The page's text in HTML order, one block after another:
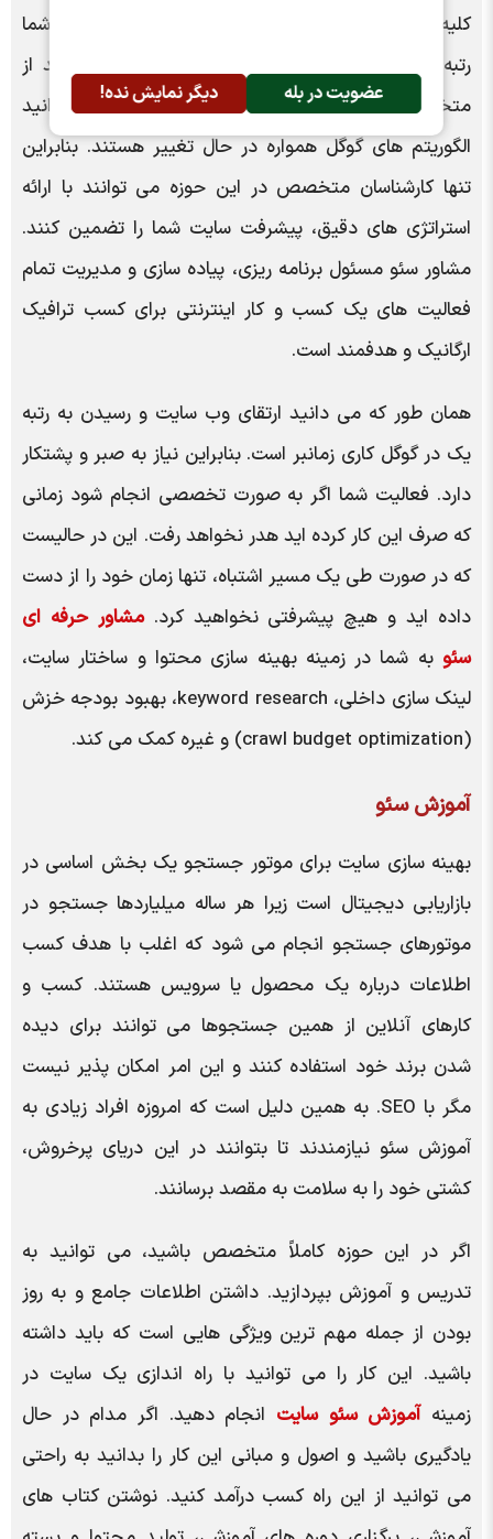
عضویت در بله دیگر نمایش نده!
کلیه وب سایت ها مورد نیاز است. حتی اگر وب سایت شما
رتبه خوبی در سرچ گوگل دارد برای ماندگار شدن باید از
متخصص این امر مشاوره بگیرید. همان طور که می دانید
الگوریتم های گوگل همواره در حال تغییر هستند. بنابراین
تنها کارشناسان متخصص در این حوزه می توانند با ارائه
استراتژی های دقیق، پیشرفت سایت شما را تضمین کنند.
مشاور سئو مسئول برنامه ریزی، پیاده سازی و مدیریت تمام
فعالیت های یک کسب و کار اینترنتی برای کسب ترافیک
ارگانیک و هدفمند است.
همان طور که می دانید ارتقای وب سایت و رسیدن به رتبه
یک در گوگل کاری زمانبر است. بنابراین نیاز به صبر و پشتکار
دارد. فعالیت شما اگر به صورت تخصصی انجام شود زمانی
که صرف این کار کرده اید هدر نخواهد رفت. این در حالیست
که در صورت طی یک مسیر اشتباه، تنها زمان خود را از دست
داده اید و هیچ پیشرفتی نخواهید کرد.مشاور حرفه ای
سئو به شما در زمینه بهینه سازی محتوا و ساختار سایت،
لینک سازی داخلی، keyword research، بهبود بودجه خزش
(crawl budget optimization) و غیره کمک می کند.
آموزش سئو
بهینه سازی سایت برای موتور جستجو یک بخش اساسی در
بازاریابی دیجیتال است زیرا هر ساله میلیاردها جستجو در
موتورهای جستجو انجام می شود که اغلب با هدف کسب
اطلاعات درباره یک محصول یا سرویس هستند. کسب و
کارهای آنلاین از همین جستجوها می توانند برای دیده
شدن برند خود استفاده کنند و این امر امکان پذیر نیست
مگر با SEO. به همین دلیل است که امروزه افراد زیادی به
آموزش سئو نیازمندند تا بتوانند در این دریای پرخروش،
کشتی خود را به سلامت به مقصد برسانند.
اگر در این حوزه کاملاً متخصص باشید، می توانید به
تدریس و آموزش بپردازید. داشتن اطلاعات جامع و به روز
بودن از جمله مهم ترین ویژگی هایی است که باید داشته
باشید. این کار را می توانید با راه اندازی یک سایت در
زمینهآموزش سئو سایت انجام دهید. اگر مدام در حال
یادگیری باشید و اصول و مبانی این کار را بدانید به راحتی
می توانید از این راه کسب درآمد کنید. نوشتن کتاب های